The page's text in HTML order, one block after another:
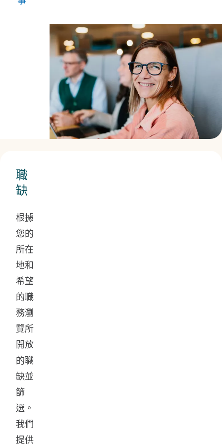
職
缺
根據
您的
所在
地和
希望
的職
務瀏
覽所
開放
的職
缺並
篩
選。
我們
提供